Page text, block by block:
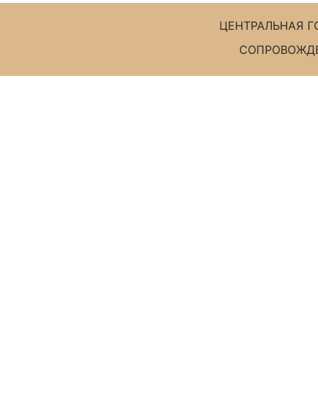
ЦЕНТРАЛЬНАЯ